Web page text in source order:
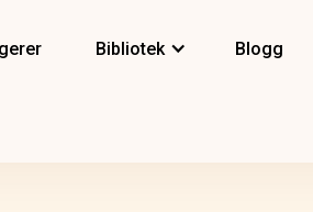
Bibliotek Blogg